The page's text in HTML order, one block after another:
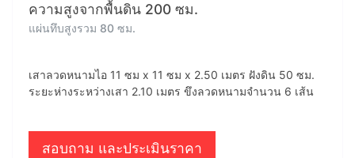
ความสูงจากพื้นดิน 200 ซม.
แผ่นทึบสูงรวม 80 ซม.
เสาลวดหนามไอ 11 ซม x 11 ซม x 2.50 เมตร ฝังดิน 50 ซม.
ระยะห่างระหว่างเสา 2.10 เมตร ขึงลวดหนามจำนวน 6 เส้น
สอบถาม และประเมินราคา